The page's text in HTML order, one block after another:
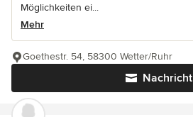
Möglichkeiten ei...
Mehr
Nachricht
Goethestr. 54, 58300 Wetter/Ruhr